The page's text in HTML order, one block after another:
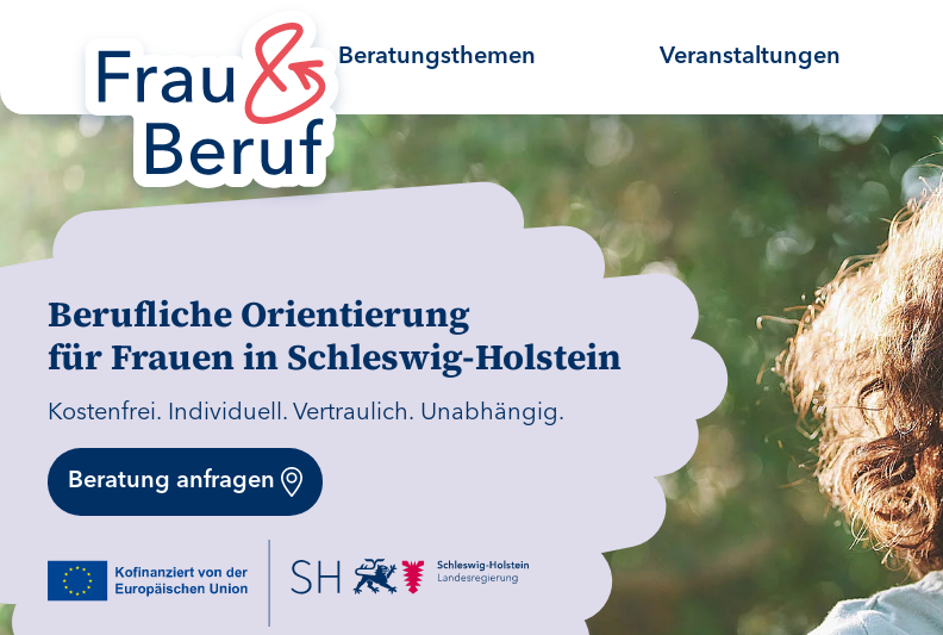
Beratungsthemen Veranstaltungen
Berufliche Orientierung
für Frauen in Schleswig-Holstein
Kostenfrei. Individuell. Vertraulich. Unabhängig.
Beratung anfragen